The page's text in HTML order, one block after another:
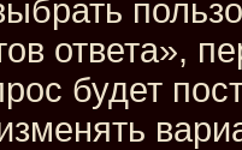
ответа»,
будет